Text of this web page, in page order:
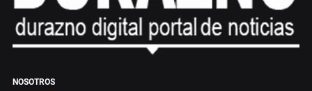
NOSOTROS